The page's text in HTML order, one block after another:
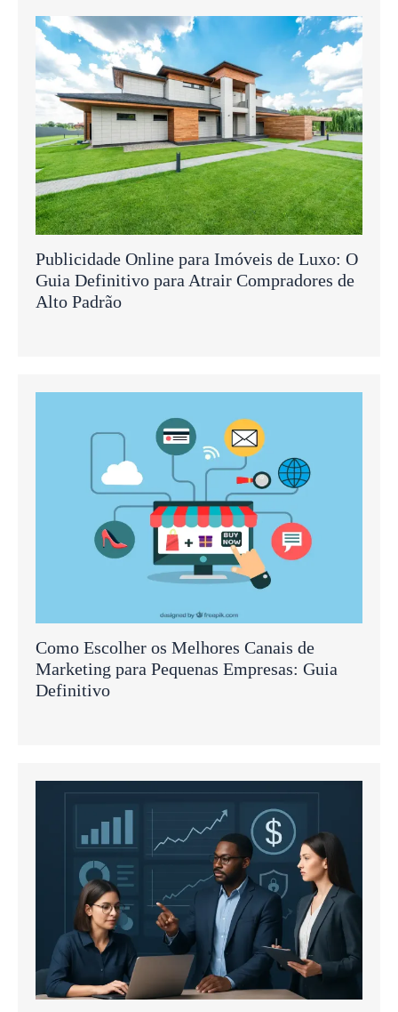
Publicidade Online para Imóveis de Luxo: O
Guia Definitivo para Atrair Compradores de
Alto Padrão
Como Escolher os Melhores Canais de
Marketing para Pequenas Empresas: Guia
Definitivo